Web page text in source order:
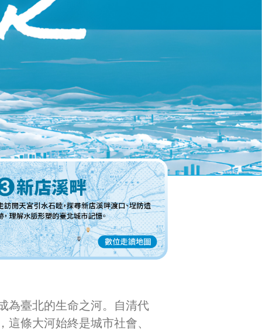
為臺北的生命之河。自清代
條大河始終是城市社會、